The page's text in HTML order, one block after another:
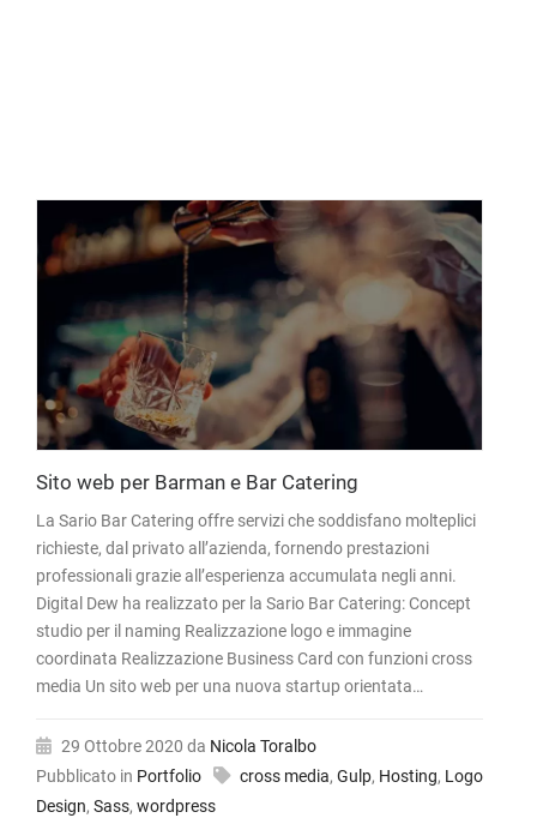
Sito web per Barman e Bar Catering
La Sario Bar Catering offre servizi che soddisfano molteplici
richieste, dal privato all’azienda, fornendo prestazioni
professionali grazie all’esperienza accumulata negli anni.
Digital Dew ha realizzato per la Sario Bar Catering: Concept
studio per il naming Realizzazione logo e immagine
coordinata Realizzazione Business Card con funzioni cross
media Un sito web per una nuova startup orientata…
29 Ottobre 2020 da Nicola Toralbo
Pubblicato in Portfolio cross media, Gulp, Hosting, Logo
Design, Sass, wordpress